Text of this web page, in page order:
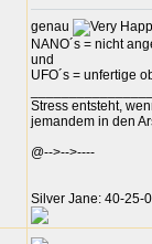
genau
NANO´s = nicht
und
UFO´s = unfertige
Stress entsteht,
jemandem in den
@-->-->----
Silver Jane: 40-25-